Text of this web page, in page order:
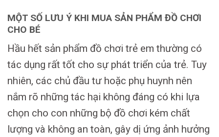
MỘT SỐ LƯU Ý KHI MUA SẢN PHẨM ĐỒ CHƠI
CHO BÉ
Hầu hết sản phẩm đồ chơi trẻ em thường có
tác dụng rất tốt cho sự phát triển của trẻ. Tuy
nhiên, các chủ đầu tư hoặc phụ huynh nên
nắm rõ những tác hại không đáng có khi lựa
chọn cho con những bộ đồ chơi kém chất
lượng và không an toàn, gây dị ứng ảnh hưởng